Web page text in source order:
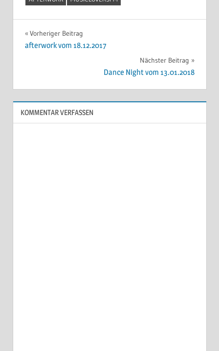
Beitragsnavigation
Vorheriger Beitrag
afterwork vom 18.12.2017
Nächster Beitrag
Dance Night vom 13.01.2018
KOMMENTAR VERFASSEN